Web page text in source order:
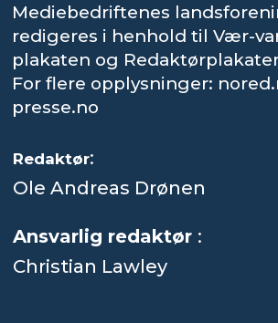
Mediebedriftenes
redigeres i henhold til Vær-
plakaten og
For flere opplysninger:
presse.no
Redaktør:
Ole Andreas Drønen
Ansvarlig redaktør :
Christian Lawley